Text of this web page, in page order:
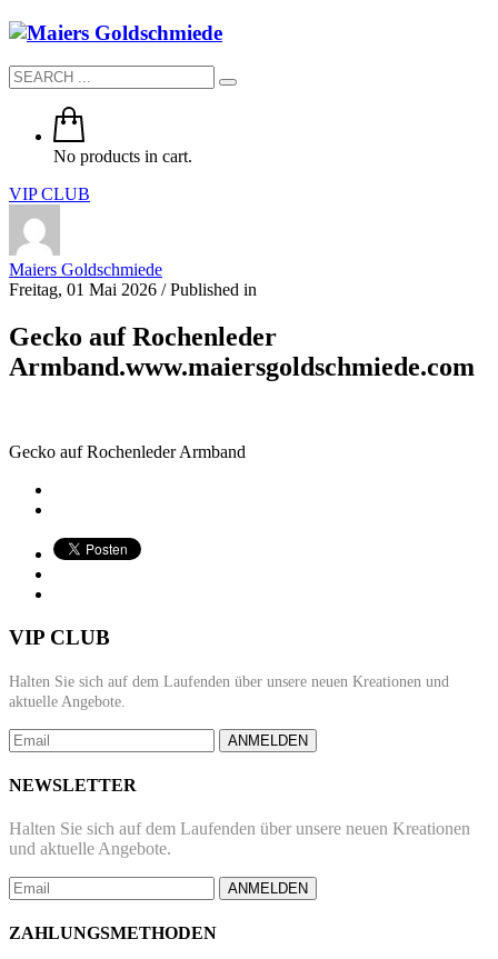
No products in cart.
VIP CLUB
Maiers Goldschmiede
Freitag, 01 Mai 2026 /Published in
Gecko auf Rochenleder
Armband.www.maiersgoldschmiede.com
Gecko auf Rochenleder Armband
VIP CLUB
Halten Sie sich auf dem Laufenden über unsere neuen Kreationen und
aktuelle Angebote.
ANMELDEN
NEWSLETTER
Halten Sie sich auf dem Laufenden über unsere neuen Kreationen
und aktuelle Angebote.
ANMELDEN
ZAHLUNGSMETHODEN